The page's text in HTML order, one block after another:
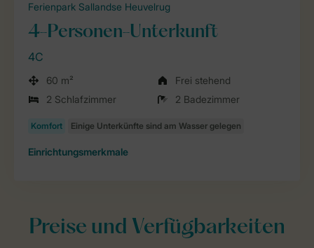
Ferienpark Sallandse Heuvelrug
4-Personen-Unterkunft
4C
60 m²
Frei stehend
2 Schlafzimmer
2 Badezimmer
Einrichtungsmerkmale
Preise und Verfügbarkeiten